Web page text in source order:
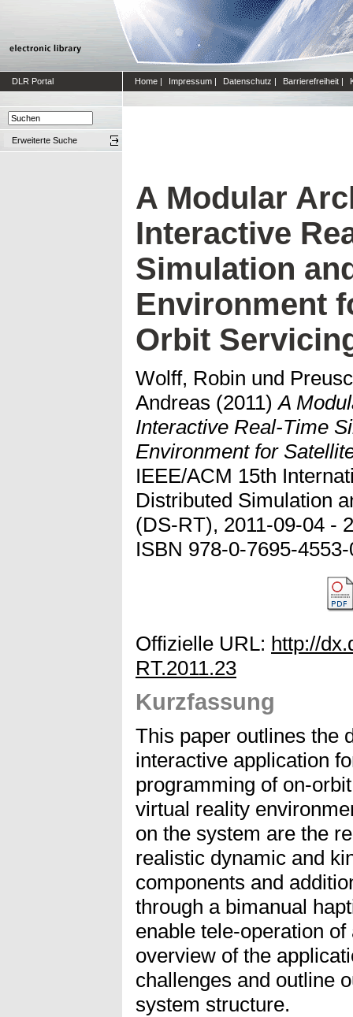
DLR Portal Home | Impressum | Datenschutz | Barrierefreiheit |
Erweiterte Suche
A Modular
Interactive
Simulation
Environment
Orbit
Wolff, Robin und
Andreas (2011)A
Interactive Real-Time
Environment for
IEEE/ACM 15th
Distributed Simulation
(DS-RT), 2011-09-04 -
ISBN 978-0-7695-
Offizielle URL: http://
RT.2011.23
Kurzfassung
This paper outlines the
interactive application
programming of on-
virtual reality
on the system are the
realistic dynamic and
components and
through a bimanual
enable tele-operation
overview of the
challenges and outline
system structure.